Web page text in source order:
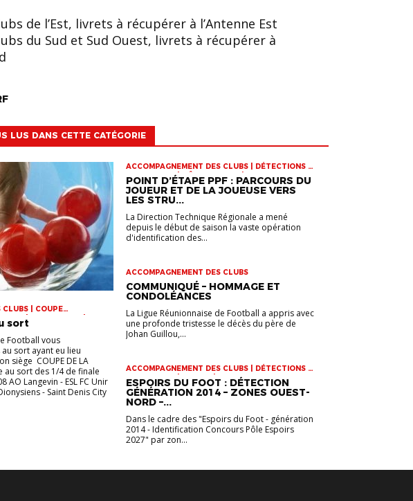
de l’Est, livrets à récupérer à l’Antenne Est
du Sud et Sud Ouest, livrets à récupérer à
LUS DANS CETTE CATÉGORIE
CLUBS | COUPE
| FOOT LOISIR |
| U14 | U15 | U17 |
sort
Football vous
sort ayant eu lieu
siège COUPE DE LA
au sort des 1/4 de finale
AO Langevin - ESL FC Unir
- Saint Denis City
ACCOMPAGNEMENT DES CLUBS | DÉTECTIONS |
INFOS-LIGUE | PÔLE ESPOIRS | SPORT-ETUDE
FÉMININ | VIE DES CLUBS
POINT D’ÉTAPE PPF : PARCOURS DU
JOUEUR ET DE LA JOUEUSE VERS
LES STRU...
La Direction Technique Régionale a mené
depuis le début de saison la vaste opération
d'identification des...
ACCOMPAGNEMENT DES CLUBS
COMMUNIQUÉ – HOMMAGE ET
CONDOLÉANCES
La Ligue Réunionnaise de Football a appris avec
une profonde tristesse le décès du père de
Johan Guillou,...
ACCOMPAGNEMENT DES CLUBS | DÉTECTIONS |
INFOS-LIGUE | JEUNES | VIE DES CLUBS
ESPOIRS DU FOOT : DÉTECTION
GÉNÉRATION 2014 – ZONES OUEST-
NORD –...
Dans le cadre des "Espoirs du Foot - génération
2014 - Identification Concours Pôle Espoirs
2027" par zon...